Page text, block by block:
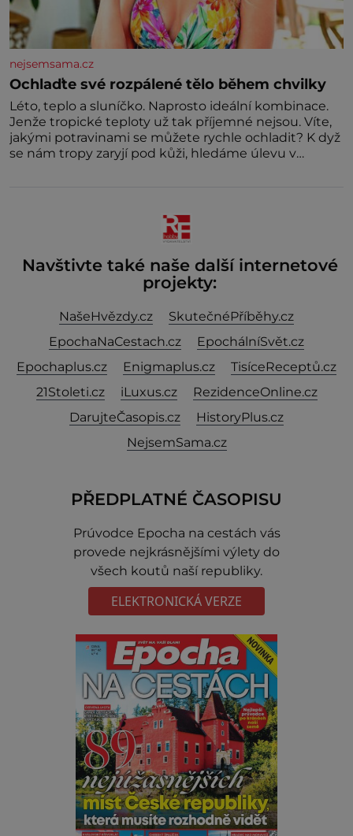
nejsemsama.cz
Ochlaďte své rozpálené tělo během chvilky
Léto, teplo a sluníčko. Naprosto ideální kombinace.
Jenže tropické teploty už tak příjemné nejsou. Víte,
jakými potravinami se můžete rychle ochladit? K dyž
se nám tropy zaryjí pod kůži, hledáme úlevu v
Navštivte také naše další internetové
projekty:
NašeHvězdy.cz
SkutečnéPříběhy.cz
EpochaNaCestach.cz
EpochálníSvět.cz
Epochaplus.cz
Enigmaplus.cz
TisíceReceptů.cz
21Stoleti.cz
iLuxus.cz
RezidenceOnline.cz
DarujteČasopis.cz
HistoryPlus.cz
NejsemSama.cz
PŘEDPLATNÉ ČASOPISU
Prúvodce Epocha na cestách vás
provede nejkrásnějšími výlety do
všech koutů naší republiky.
ELEKTRONICKÁ VERZE